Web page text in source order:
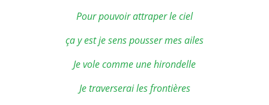
Pour pouvoir attraper le ciel
ça y est je sens pousser mes ailes
Je vole comme une hirondelle
Je traverserai les frontières